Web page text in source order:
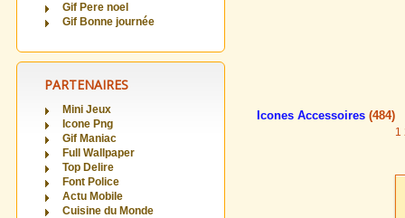
Gif Pere noel
Gif Bonne journée
PARTENAIRES
Mini Jeux
Icone Png
Gif Maniac
Full Wallpaper
Top Delire
Font Police
Actu Mobile
Cuisine du Monde
Icones Accessoires (484)
1